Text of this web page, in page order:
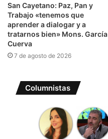
San Cayetano: Paz, Pan y
Trabajo «tenemos que
aprender a dialogar y a
tratarnos bien» Mons. García
Cuerva
7 de agosto de 2026
Columnistas